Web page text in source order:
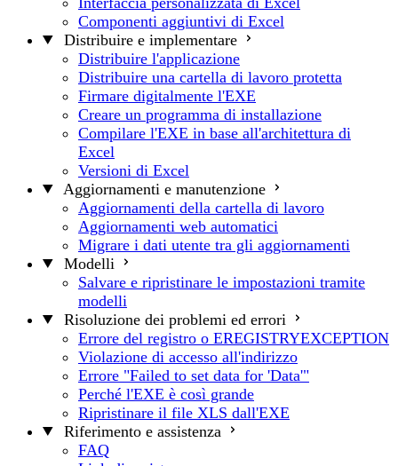
Componenti aggiuntivi di Excel
Distribuire e implementare
Distribuire l'applicazione
Distribuire una cartella di lavoro protetta
Firmare digitalmente l'EXE
Creare un programma di installazione
Compilare l'EXE in base all'architettura di
Excel
Versioni di Excel
Aggiornamenti e manutenzione
Aggiornamenti della cartella di lavoro
Aggiornamenti web automatici
Migrare i dati utente tra gli aggiornamenti
Modelli
Salvare e ripristinare le impostazioni tramite
modelli
Risoluzione dei problemi ed errori
Errore del registro o EREGISTRYEXCEPTION
Violazione di accesso all'indirizzo
Errore "Failed to set data for 'Data'"
Perché l'EXE è così grande
Ripristinare il file XLS dall'EXE
Riferimento e assistenza
FAQ